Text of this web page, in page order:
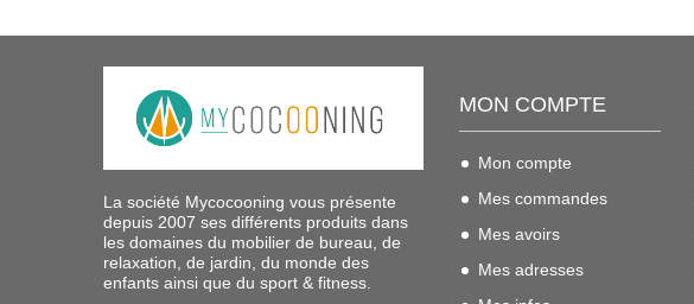
La société Mycocooning vous présente
depuis 2007 ses différents produits dans
les domaines du mobilier de bureau, de
relaxation, de jardin, du monde des
enfants ainsi que du sport & fitness.
MON COMPTE
Mon compte
Mes commandes
Mes avoirs
Mes adresses